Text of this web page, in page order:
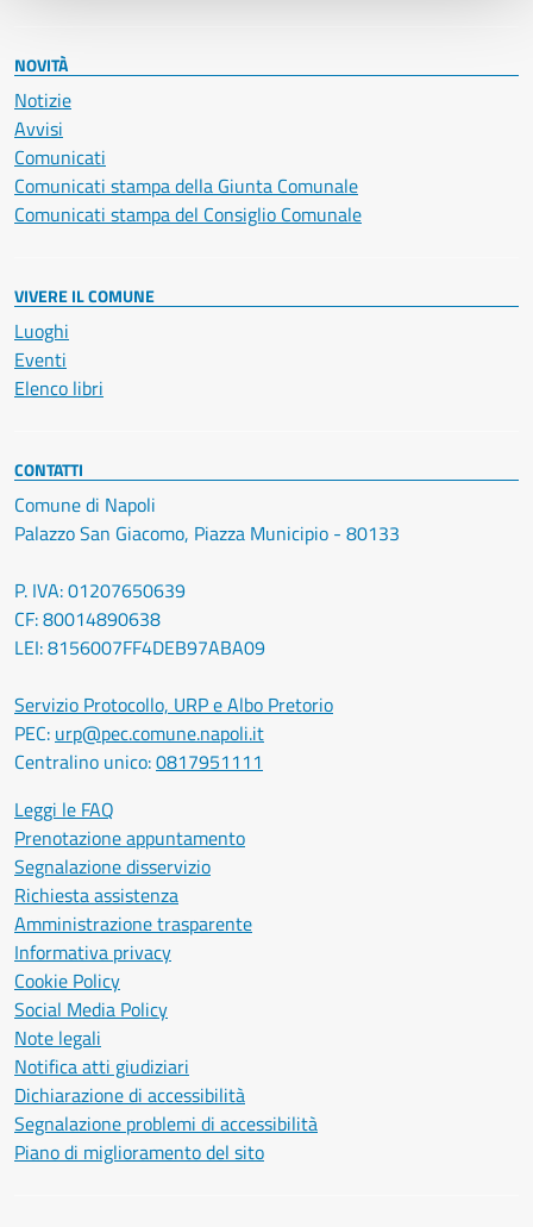
NOVITÀ
Notizie
Avvisi
Comunicati
Comunicati stampa della Giunta Comunale
Comunicati stampa del Consiglio Comunale
VIVERE IL COMUNE
Luoghi
Eventi
Elenco libri
CONTATTI
Comune di Napoli
Palazzo San Giacomo, Piazza Municipio - 80133
P. IVA: 01207650639
CF: 80014890638
LEI: 8156007FF4DEB97ABA09
Servizio Protocollo, URP e Albo Pretorio
PEC: urp@pec.comune.napoli.it
Centralino unico:0817951111
Leggi le FAQ
Prenotazione appuntamento
Segnalazione disservizio
Richiesta assistenza
Amministrazione trasparente
Informativa privacy
Cookie Policy
Social Media Policy
Note legali
Notifica atti giudiziari
Dichiarazione di accessibilità
Segnalazione problemi di accessibilità
Piano di miglioramento del sito